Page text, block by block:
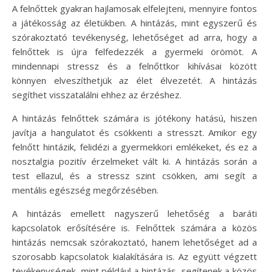
A felnőttek gyakran hajlamosak elfelejteni, mennyire fontos
a játékosság az életükben. A hintázás, mint egyszerű és
szórakoztató tevékenység, lehetőséget ad arra, hogy a
felnőttek is újra felfedezzék a gyermeki örömöt. A
mindennapi stressz és a felnőttkor kihívásai között
könnyen elveszíthetjük az élet élvezetét. A hintázás
segíthet visszatalálni ehhez az érzéshez.
A hintázás felnőttek számára is jótékony hatású, hiszen
javítja a hangulatot és csökkenti a stresszt. Amikor egy
felnőtt hintázik, felidézi a gyermekkori emlékeket, és ez a
nosztalgia pozitív érzelmeket vált ki. A hintázás során a
test ellazul, és a stressz szint csökken, ami segít a
mentális egészség megőrzésében.
A hintázás emellett nagyszerű lehetőség a baráti
kapcsolatok erősítésére is. Felnőttek számára a közös
hintázás nemcsak szórakoztató, hanem lehetőséget ad a
szorosabb kapcsolatok kialakítására is. Az együtt végzett